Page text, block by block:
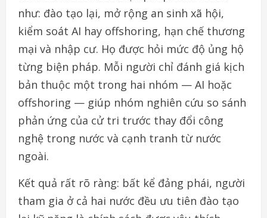
như: đào tạo lại, mở rộng an sinh xã hội,
kiểm soát AI hay offshoring, hạn chế thương
mại và nhập cư. Họ được hỏi mức độ ủng hộ
từng biện pháp. Mỗi người chỉ đánh giá kịch
bản thuộc một trong hai nhóm — AI hoặc
offshoring — giúp nhóm nghiên cứu so sánh
phản ứng của cử tri trước thay đổi công
nghệ trong nước và cạnh tranh từ nước
ngoài.
Kết quả rất rõ ràng: bất kể đảng phái, người
tham gia ở cả hai nước đều ưu tiên đào tạo